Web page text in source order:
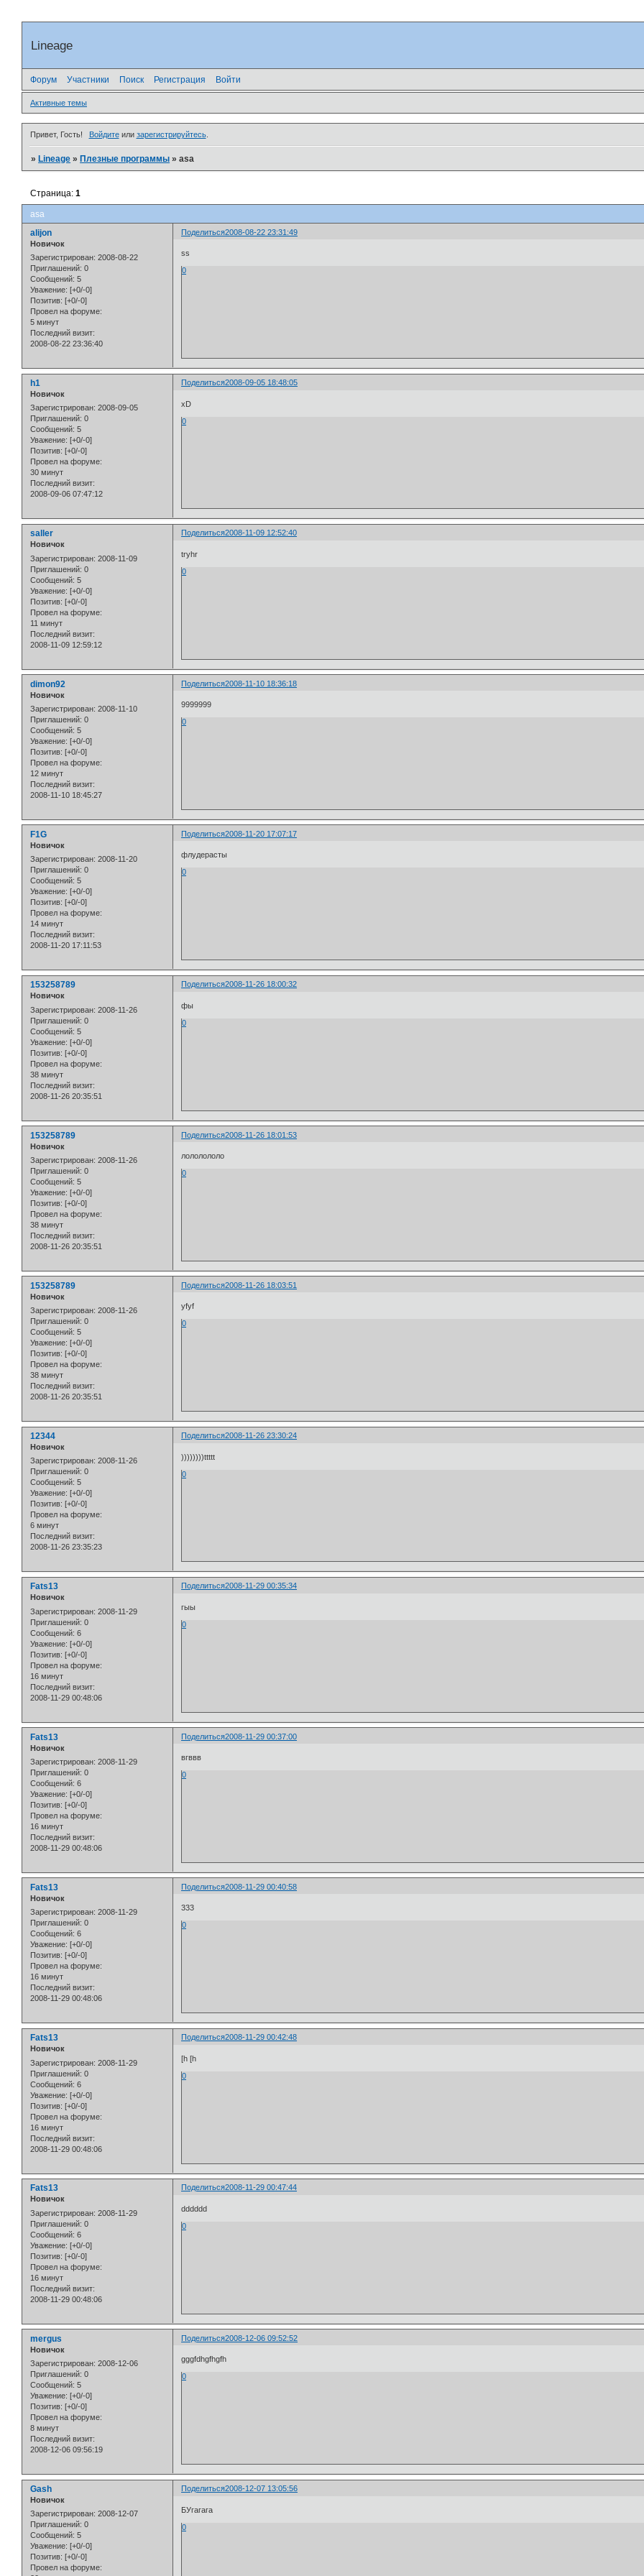
Lineage
Форум Участники Поиск Регистрация Войти
Активные темы
Привет, Гость! Войдитеили зарегистрируйтесь.
»Lineage »Плезные программы »asa
asa
Страница:1
Поделиться2008-08-22 23:31:49
alijon
Новичок
Зарегистрирован: 2008-08-22
Приглашений: 0
Сообщений: 5
Уважение: [+0/-0]
Позитив: [+0/-0]
Провел на форуме:
5 минут
Последний визит:
2008-08-22 23:36:40
ss
0
Поделиться2008-09-05 18:48:05
h1
Новичок
Зарегистрирован: 2008-09-05
Приглашений: 0
Сообщений: 5
Уважение: [+0/-0]
Позитив: [+0/-0]
Провел на форуме:
30 минут
Последний визит:
2008-09-06 07:47:12
xD
0
Поделиться2008-11-09 12:52:40
saller
Новичок
Зарегистрирован: 2008-11-09
Приглашений: 0
Сообщений: 5
Уважение: [+0/-0]
Позитив: [+0/-0]
Провел на форуме:
11 минут
Последний визит:
2008-11-09 12:59:12
tryhr
0
Поделиться2008-11-10 18:36:18
dimon92
Новичок
Зарегистрирован: 2008-11-10
Приглашений: 0
Сообщений: 5
Уважение: [+0/-0]
Позитив: [+0/-0]
Провел на форуме:
12 минут
Последний визит:
2008-11-10 18:45:27
9999999
0
Поделиться2008-11-20 17:07:17
F1G
Новичок
Зарегистрирован: 2008-11-20
Приглашений: 0
Сообщений: 5
Уважение: [+0/-0]
Позитив: [+0/-0]
Провел на форуме:
14 минут
Последний визит:
2008-11-20 17:11:53
флудерасты
0
Поделиться2008-11-26 18:00:32
153258789
Новичок
Зарегистрирован: 2008-11-26
Приглашений: 0
Сообщений: 5
Уважение: [+0/-0]
Позитив: [+0/-0]
Провел на форуме:
38 минут
Последний визит:
2008-11-26 20:35:51
фы
0
Поделиться2008-11-26 18:01:53
153258789
Новичок
Зарегистрирован: 2008-11-26
Приглашений: 0
Сообщений: 5
Уважение: [+0/-0]
Позитив: [+0/-0]
Провел на форуме:
38 минут
Последний визит:
2008-11-26 20:35:51
лололололо
0
Поделиться2008-11-26 18:03:51
153258789
Новичок
Зарегистрирован: 2008-11-26
Приглашений: 0
Сообщений: 5
Уважение: [+0/-0]
Позитив: [+0/-0]
Провел на форуме:
38 минут
Последний визит:
2008-11-26 20:35:51
yfyf
0
Поделиться2008-11-26 23:30:24
12344
Новичок
Зарегистрирован: 2008-11-26
Приглашений: 0
Сообщений: 5
Уважение: [+0/-0]
Позитив: [+0/-0]
Провел на форуме:
6 минут
Последний визит:
2008-11-26 23:35:23
))))))))ttttt
0
Поделиться2008-11-29 00:35:34
Fats13
Новичок
Зарегистрирован: 2008-11-29
Приглашений: 0
Сообщений: 6
Уважение: [+0/-0]
Позитив: [+0/-0]
Провел на форуме:
16 минут
Последний визит:
2008-11-29 00:48:06
гыы
0
Поделиться2008-11-29 00:37:00
Fats13
Новичок
Зарегистрирован: 2008-11-29
Приглашений: 0
Сообщений: 6
Уважение: [+0/-0]
Позитив: [+0/-0]
Провел на форуме:
16 минут
Последний визит:
2008-11-29 00:48:06
вгввв
0
Поделиться2008-11-29 00:40:58
Fats13
Новичок
Зарегистрирован: 2008-11-29
Приглашений: 0
Сообщений: 6
Уважение: [+0/-0]
Позитив: [+0/-0]
Провел на форуме:
16 минут
Последний визит:
2008-11-29 00:48:06
333
0
Поделиться2008-11-29 00:42:48
Fats13
Новичок
Зарегистрирован: 2008-11-29
Приглашений: 0
Сообщений: 6
Уважение: [+0/-0]
Позитив: [+0/-0]
Провел на форуме:
16 минут
Последний визит:
2008-11-29 00:48:06
[h [h
0
Поделиться2008-11-29 00:47:44
Fats13
Новичок
Зарегистрирован: 2008-11-29
Приглашений: 0
Сообщений: 6
Уважение: [+0/-0]
Позитив: [+0/-0]
Провел на форуме:
16 минут
Последний визит:
2008-11-29 00:48:06
dddddd
0
Поделиться2008-12-06 09:52:52
mergus
Новичок
Зарегистрирован: 2008-12-06
Приглашений: 0
Сообщений: 5
Уважение: [+0/-0]
Позитив: [+0/-0]
Провел на форуме:
8 минут
Последний визит:
2008-12-06 09:56:19
gggfdhgfhgfh
0
Поделиться2008-12-07 13:05:56
Gash
Новичок
Зарегистрирован: 2008-12-07
Приглашений: 0
Сообщений: 5
Уважение: [+0/-0]
Позитив: [+0/-0]
Провел на форуме:
БУгагага
0